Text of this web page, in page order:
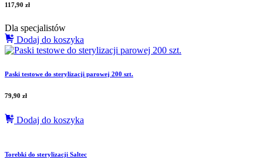
117,90 zł
Dla specjalistów
Dodaj do koszyka
Paski testowe do sterylizacji parowej 200 szt.
79,90 zł
Dodaj do koszyka
Torebki do sterylizacji Saltec